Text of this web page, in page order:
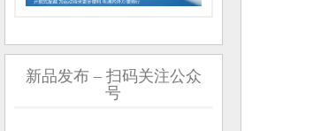
新品发布 – 扫码关注公众
号